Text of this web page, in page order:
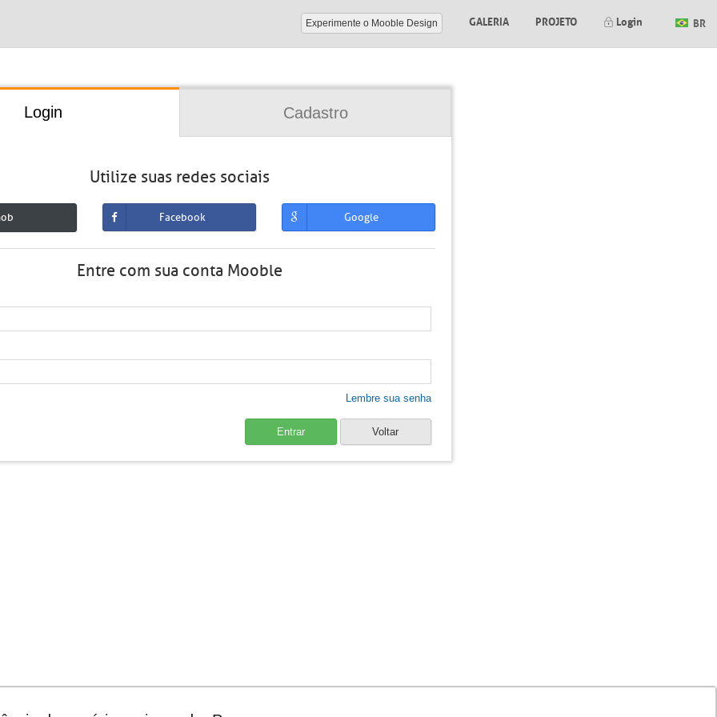
Experimente o Mooble Design GALERIA PROJETO Login BR
Login Cadastro
Utilize suas redes sociais
Facebook Google
Entre com sua conta Mooble
Lembre sua senha
Entrar Voltar